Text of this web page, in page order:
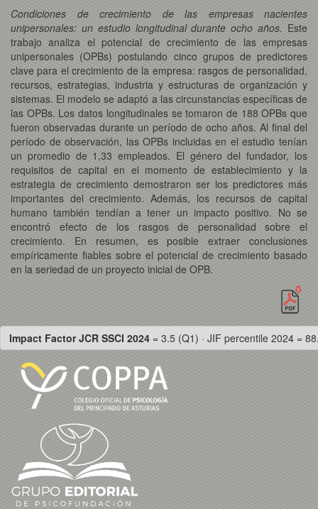
Condiciones de crecimiento de las empresas nacientes
unipersonales: un estudio longitudinal durante ocho años. Este
trabajo analiza el potencial de crecimiento de las empresas
unipersonales (OPBs) postulando cinco grupos de predictores
clave para el crecimiento de la empresa: rasgos de personalidad,
recursos, estrategias, industria y estructuras de organización y
sistemas. El modelo se adaptó a las circunstancias específicas de
las OPBs. Los datos longitudinales se tomaron de 188 OPBs que
fueron observadas durante un período de ocho años. Al final del
período de observación, las OPBs incluidas en el estudio tenían
un promedio de 1,33 empleados. El género del fundador, los
requisitos de capital en el momento de establecimiento y la
estrategia de crecimiento demostraron ser los predictores más
importantes del crecimiento. Además, los recursos de capital
humano también tendían a tener un impacto positivo. No se
encontró efecto de los rasgos de personalidad sobre el
crecimiento. En resumen, es posible extraer conclusiones
empíricamente fiables sobre el potencial de crecimiento basado
en la seriedad de un proyecto inicial de OPB.
Impact Factor JCR SSCI 2024 = 3.5 (Q1) · JIF percentile 2024 =